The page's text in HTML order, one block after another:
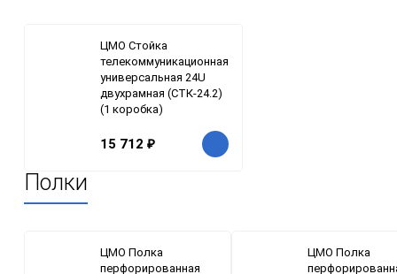
ЦМО Стойка
телекоммуникационная
универсальная 24U
двухрамная (СТК-24.2)
(1 коробка)
15 712 ₽
Полки
ЦМО Полка
перфорированная
ЦМО Полка